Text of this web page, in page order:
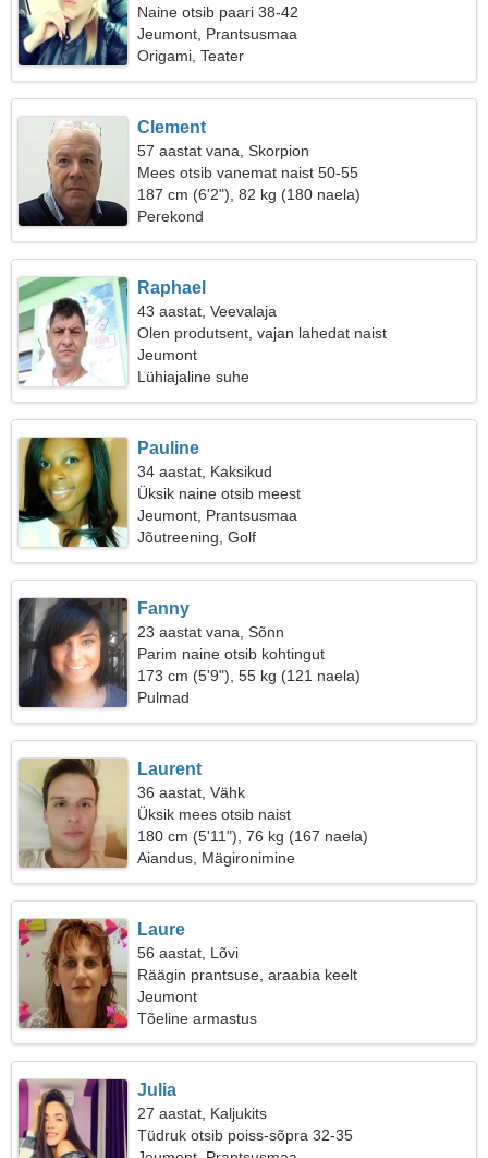
Naine otsib paari 38-42
Jeumont, Prantsusmaa
Origami, Teater
Clement
57 aastat vana, Skorpion
Mees otsib vanemat naist 50-55
187 cm (6'2"), 82 kg (180 naela)
Perekond
Raphael
43 aastat, Veevalaja
Olen produtsent, vajan lahedat naist
Jeumont
Lühiajaline suhe
Pauline
34 aastat, Kaksikud
Üksik naine otsib meest
Jeumont, Prantsusmaa
Jõutreening, Golf
Fanny
23 aastat vana, Sõnn
Parim naine otsib kohtingut
173 cm (5'9"), 55 kg (121 naela)
Pulmad
Laurent
36 aastat, Vähk
Üksik mees otsib naist
180 cm (5'11"), 76 kg (167 naela)
Aiandus, Mägironimine
Laure
56 aastat, Lõvi
Räägin prantsuse, araabia keelt
Jeumont
Tõeline armastus
Julia
27 aastat, Kaljukits
Tüdruk otsib poiss-sõpra 32-35